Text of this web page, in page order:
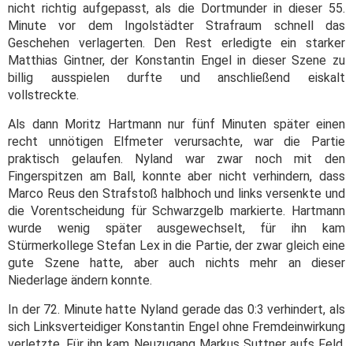
nicht richtig aufgepasst, als die Dortmunder in dieser 55.
Minute vor dem Ingolstädter Strafraum schnell das
Geschehen verlagerten. Den Rest erledigte ein starker
Matthias Gintner, der Konstantin Engel in dieser Szene zu
billig ausspielen durfte und anschließend eiskalt
vollstreckte.
Als dann Moritz Hartmann nur fünf Minuten später einen
recht unnötigen Elfmeter verursachte, war die Partie
praktisch gelaufen. Nyland war zwar noch mit den
Fingerspitzen am Ball, konnte aber nicht verhindern, dass
Marco Reus den Strafstoß halbhoch und links versenkte und
die Vorentscheidung für Schwarzgelb markierte. Hartmann
wurde wenig später ausgewechselt, für ihn kam
Stürmerkollege Stefan Lex in die Partie, der zwar gleich eine
gute Szene hatte, aber auch nichts mehr an dieser
Niederlage ändern konnte.
In der 72. Minute hatte Nyland gerade das 0:3 verhindert, als
sich Linksverteidiger Konstantin Engel ohne Fremdeinwirkung